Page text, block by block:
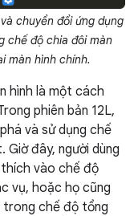
chuyển đổi ứng dụng
chế độ chia đôi màn
màn hình chính.
hình là một cách
phiên bản 12L,
và sử dụng chế
Giờ đây, người dùng
vào chế độ
vụ, hoặc họ cũng
chế độ tổng